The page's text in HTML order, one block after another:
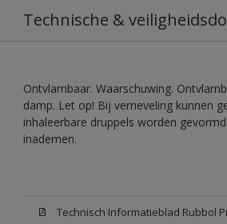
Technische &
Ontvlambaar. Waarschuwing.
damp. Let op! Bij verneveling kunnen
inhaleerbare druppels worden
inademen.